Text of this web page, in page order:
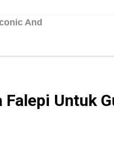
Falepi Untuk